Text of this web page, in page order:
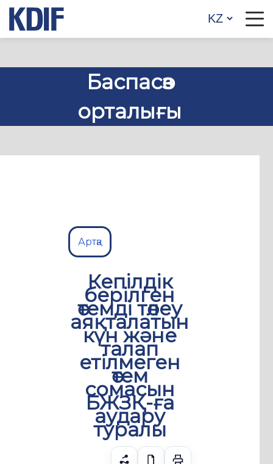
Баспасөз
орталығы
Артқа
Кепілдік
берілген
өтемді төлеу
аяқталатын
күн және
талап
етілмеген
өтем
сомасын
БЖЗҚ-ға
аудару
туралы